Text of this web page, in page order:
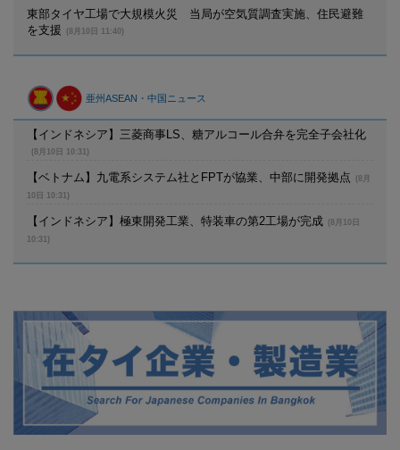
東部タイヤ工場で大規模火災 当局が空気質調査実施、住民避難
を支援
(8月10日 11:40)
亜州ASEAN・中国ニュース
【インドネシア】三菱商事LS、糖アルコール合弁を完全子会社化
(8月10日 10:31)
【ベトナム】九電系システム社とFPTが協業、中部に開発拠点
(8月
10日 10:31)
【インドネシア】極東開発工業、特装車の第2工場が完成
(8月10日
10:31)